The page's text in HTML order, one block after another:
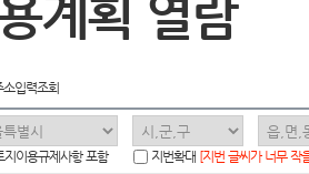
계획 열람
입력조회
지이용규제사항 포함
지번확대 [지번 글씨가 너무 작